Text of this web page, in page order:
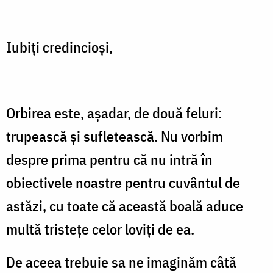
Iubiţi credincioşi,
Orbirea este, aşadar, de două feluri:
trupească şi sufletească. Nu vorbim
despre prima pentru că nu intră în
obiectivele noastre pentru cuvântul de
astăzi, cu toate că această boală aduce
multă tristeţe celor loviţi de ea.
De aceea trebuie sa ne imaginăm câtă